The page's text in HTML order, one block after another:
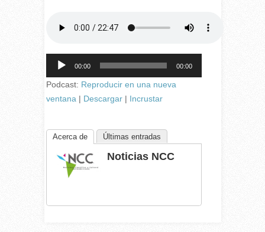
Reproductor
audio
00:00 00:00
Podcast: Reproducir en una nueva
ventana| Descargar| Incrustar
Acerca de Últimas entradas
Noticias NCC